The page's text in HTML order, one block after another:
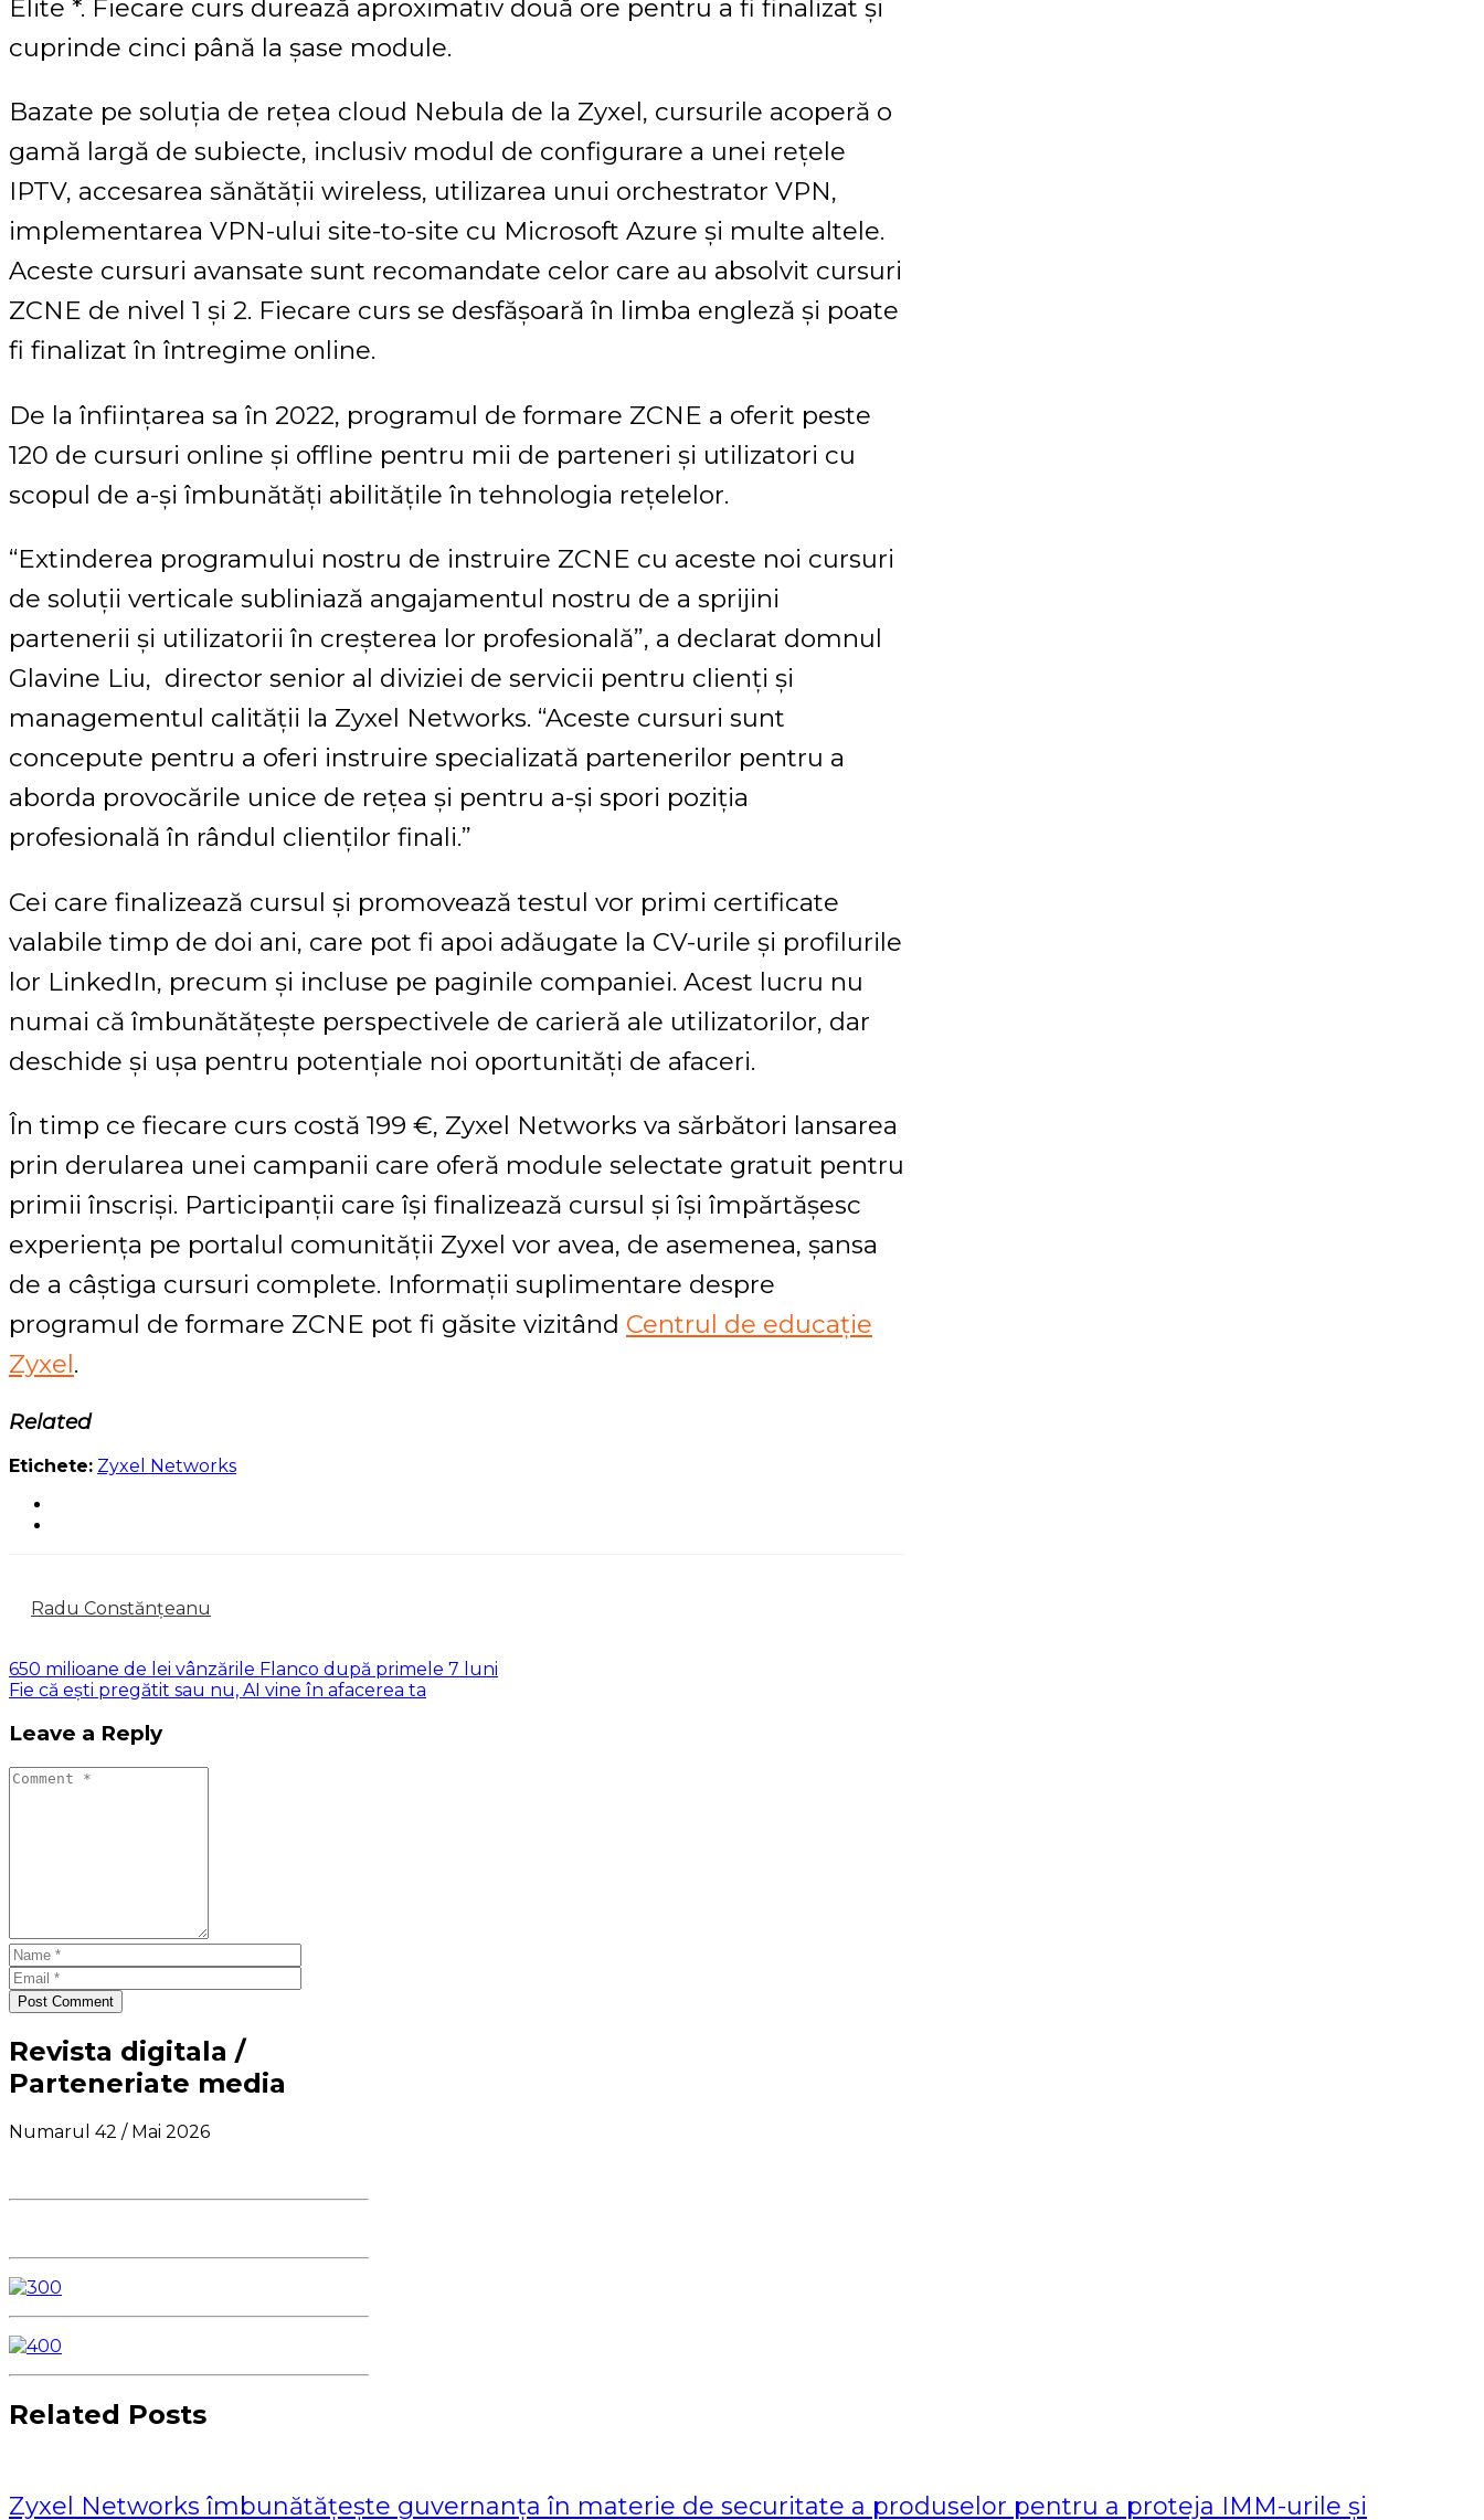
Elite *. Fiecare curs durează aproximativ două ore pentru a fi finalizat și
cuprinde cinci până la șase module.
Bazate pe soluția de rețea cloud Nebula de la Zyxel, cursurile acoperă o
gamă largă de subiecte, inclusiv modul de configurare a unei rețele
IPTV, accesarea sănătății wireless, utilizarea unui orchestrator VPN,
implementarea VPN-ului site-to-site cu Microsoft Azure și multe altele.
Aceste cursuri avansate sunt recomandate celor care au absolvit cursuri
ZCNE de nivel 1 și 2. Fiecare curs se desfășoară în limba engleză și poate
fi finalizat în întregime online.
De la înființarea sa în 2022, programul de formare ZCNE a oferit peste
120 de cursuri online și offline pentru mii de parteneri și utilizatori cu
scopul de a-și îmbunătăți abilitățile în tehnologia rețelelor.
“Extinderea programului nostru de instruire ZCNE cu aceste noi cursuri
de soluții verticale subliniază angajamentul nostru de a sprijini
partenerii și utilizatorii în creșterea lor profesională”, a declarat domnul
Glavine Liu, director senior al diviziei de servicii pentru clienți și
managementul calității la Zyxel Networks. “Aceste cursuri sunt
concepute pentru a oferi instruire specializată partenerilor pentru a
aborda provocările unice de rețea și pentru a-și spori poziția
profesională în rândul clienților finali.”
Cei care finalizează cursul și promovează testul vor primi certificate
valabile timp de doi ani, care pot fi apoi adăugate la CV-urile și profilurile
lor LinkedIn, precum și incluse pe paginile companiei. Acest lucru nu
numai că îmbunătățește perspectivele de carieră ale utilizatorilor, dar
deschide și ușa pentru potențiale noi oportunități de afaceri.
În timp ce fiecare curs costă 199 €, Zyxel Networks va sărbători lansarea
prin derularea unei campanii care oferă module selectate gratuit pentru
primii înscriși. Participanții care își finalizează cursul și își împărtășesc
experiența pe portalul comunității Zyxel vor avea, de asemenea, șansa
de a câștiga cursuri complete. Informații suplimentare despre
programul de formare ZCNE pot fi găsite vizitând Centrul de educație
Zyxel.
Related
Etichete: Zyxel Networks
Radu Constănțeanu
650 milioane de lei vânzările Flanco după primele 7 luni
Fie că ești pregătit sau nu, AI vine în afacerea ta
Leave a Reply
Post Comment
Revista digitala /
Parteneriate media
Numarul 42 / Mai 2026
Related Posts
Zyxel Networks îmbunătățește guvernanța în materie de securitate a produselor pentru a proteja IMM-urile și